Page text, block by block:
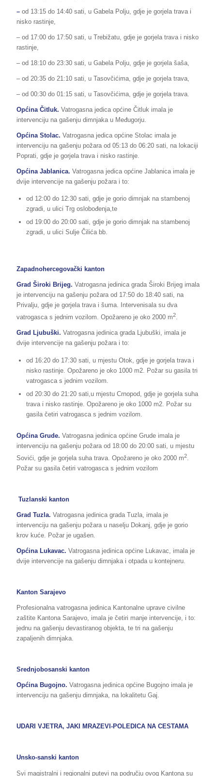
–od 13:15 do 14:40 sati, u Gabela Polju, gdje je gorjela trava i
nisko rastinje,
– od 17:00 do 17:50 sati, u Trebižatu, gdje je gorjela trava i nisko
rastinje,
– od 18:10 do 23:30 sati, u Gabela Polju, gdje je gorjela šaša,
– od 20:35 do 21:10 sati, u Tasovčićima, gdje je gorjela trava,
– od 00:30 do 01:15 sati, u Tasovčićima, gdje je gorjela trava.
Općina Čitluk. Vatrogasna jedica općine Čitluk imala je
intervenciju na gašenju dimnjaka u Međugorju.
Općina Stolac. Vatrogasna jedica općine Stolac imala je
intervenciju na gašenju požara od 05:13 do 06:20 sati, na lokaciji
Poprati, gdje je gorjela trava i nisko rastinje.
Općina Jablanica. Vatrogasna jedica općine Jablanica imala je
dvije intervencije na gašenju požara i to:
od 12:00 do 12:30 sati, gdje je gorio dimnjak na stambenoj
zgradi, u ulici Trg oslobođenja,te
od 19:00 do 20:00 sati, gdje je gorio dimnjak na stambenoj
zgradi, u ulici Sulje Čilića bb.
Zapadnohercegovački kanton
Grad Široki Brijeg. Vatrogasna jedinica grada Široki Brijeg imala
je intervenciju na gašenju požara od 17:50 do 18:40 sati, na
Privalju, gdje je gorjela trava i šuma. Intervenisala su dva
vatrogasca s jednim vozilom. Opožareno je oko 2000 m2.
Grad Ljubuški. Vatrogasna jedinica grada Ljubuški, imala je
dvije intervencije na gašenju požara i to:
od 16:20 do 17:30 sati, u mjestu Otok, gdje je gorjela trava i
nisko rastinje. Opožareno je oko 1000 m2. Požar su gasila tri
vatrogasca s jednim vozilom.
od 20:30 do 21:20 sati,u mjestu Crnopod, gdje je gorjela suha
trava i nisko rastinje. Opožareno je oko 1000 m2. Požar su
gasila četiri vatrogasca s jednim vozilom.
Općina Grude. Vatrogasna jedinica općine Grude imala je
intervenciju na gašenju požara od 18:00 do 20:00 sati, u mjestu
Sovići, gdje je gorjela suha trava. Opožareno je oko 2000 m2.
Požar su gasila četiri vatrogasca s jednim vozilom
Tuzlanski kanton
Grad Tuzla. Vatrogasna jedinica grada Tuzla, imala je
intervenciju na gašenju požara u naselju Dokanj, gdje je gorio
krov kuće. Požar je ugašen.
Općina Lukavac. Vatrogasna jedinica općine Lukavac, imala je
dvije intervencije na gašenju dimnjaka i otpada u kontejneru.
Kanton Sarajevo
Profesionalna vatrogasna jedinica Kantonalne uprave civilne
zaštite Kantona Sarajevo, imala je četiri manje intervencije, i to:
jednu na gašenju devastiranog objekta, te tri na gašenju
zapaljenih dimnjaka.
Srednjobosanski kanton
Općina Bugojno. Vatrogasna jedinica općine Bugojno imala je
intervenciju na gašenju dimnjaka, na lokalitetu Gaj.
UDARI VJETRA, JAKI MRAZEVI-POLEDICA NA CESTAMA
Unsko-sanski kanton
Svi magistralni i regionalni putevi na području ovog Kantona su